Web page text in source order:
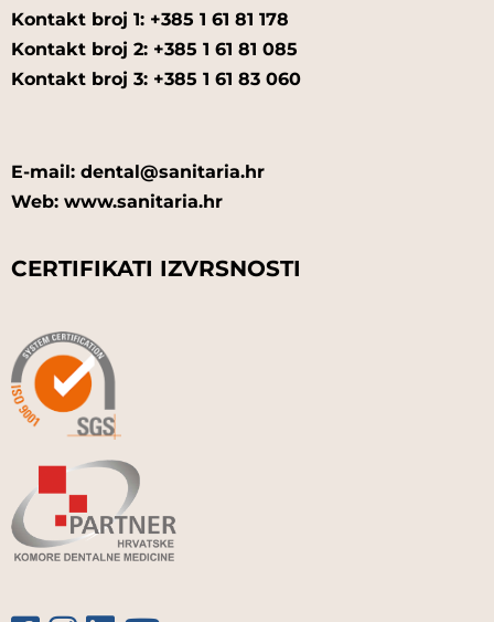
Kontakt broj 1: +385 1 61 81 178
Kontakt broj 2: +385 1 61 81 085
Kontakt broj 3: +385 1 61 83 060
E-mail: dental@sanitaria.hr
Web: www.sanitaria.hr
CERTIFIKATI IZVRSNOSTI